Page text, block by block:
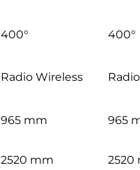
400° 400°
Radio Wireless
965 mm 965
2520 mm 2520